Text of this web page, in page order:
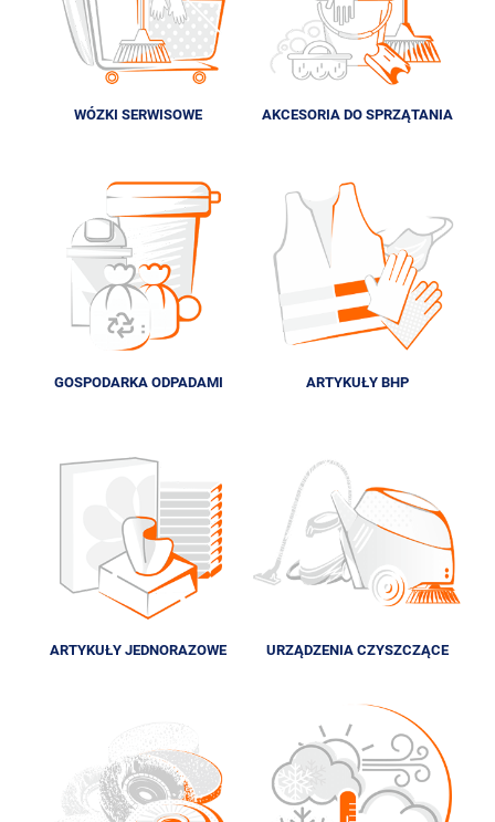
WÓZKI SERWISOWE AKCESORIA DO SPRZĄTANIA
GOSPODARKA ODPADAMI ARTYKUŁY BHP
ARTYKUŁY JEDNORAZOWE URZĄDZENIA CZYSZCZĄCE